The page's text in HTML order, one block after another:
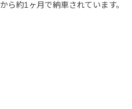
ら約1ヶ月で納車されています。